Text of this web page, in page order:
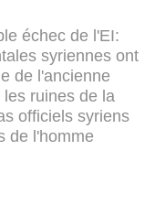
échec de l'EI:
syriennes ont
de l'ancienne
ruines de la
officiels syriens
de l'homme